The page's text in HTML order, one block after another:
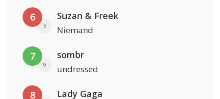
6
5
Suzan & Freek
Niemand
7
9
sombr
undressed
8 Lady Gaga